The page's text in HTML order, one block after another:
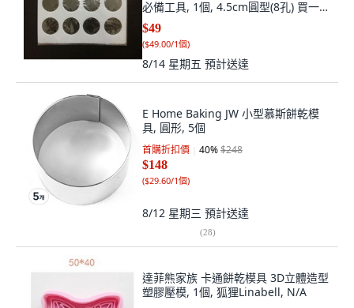
必備工具, 1個, 4.5cm圓型(8孔) 買一送
一出清特價
$49
($49.00/1個)
8/14 星期五 預計送達
E Home Baking JW 小型慕斯餅乾模
具, 圓形, 5個
首購折扣價 40%$248
$148
($29.60/1個)
8/12 星期三 預計送達
(28)
達菲熊家族 卡通餅乾模具 3D立體造型
塑膠壓模, 1個, 狐狸Linabell, N/A